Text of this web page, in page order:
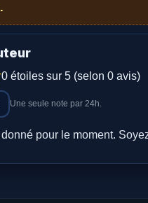
0 étoiles sur 5 (selon 0 avis)
Une seule note par 24h.
pour le moment.